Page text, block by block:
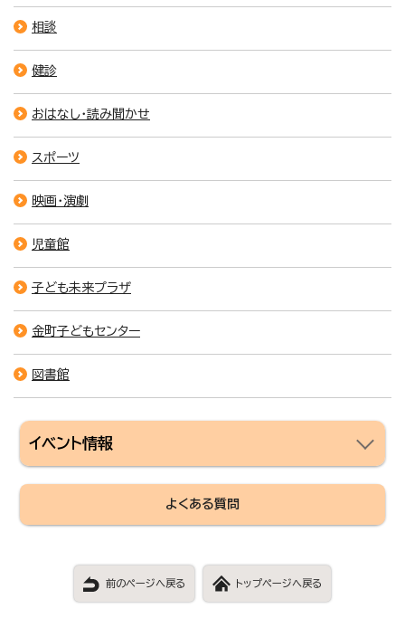
相談
健診
おはなし・読み聞かせ
スポーツ
映画・演劇
児童館
子ども未来プラザ
金町子どもセンター
図書館
イベント情報
よくある質問
前のページへ戻る トップページへ戻る